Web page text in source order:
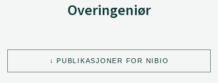
Overingeniør
PUBLIKASJONER FOR NIBIO